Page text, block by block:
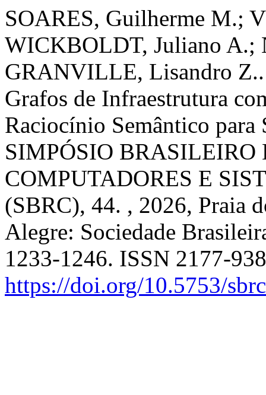
SOARES, Guilherme M.;
WICKBOLDT, Juliano A.;
GRANVILLE, Lisandro Z..
Grafos de Infraestrutura
Raciocínio Semântico
SIMPÓSIO BRASILEIRO
COMPUTADORES E
(SBRC), 44. , 2026, Praia
Alegre: Sociedade
1233-1246. ISSN 2177-
https://doi.org/10.5753/